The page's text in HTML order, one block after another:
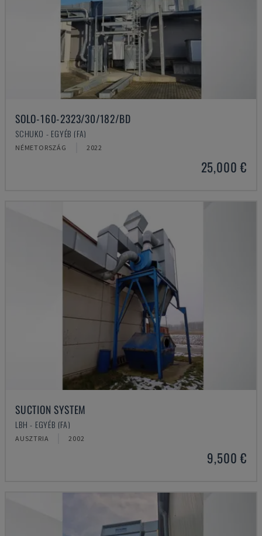
SOLO-160-2323/30/182/BD
SCHUKO - EGYÉB (FA)
NÉMETORSZÁG 2022
25,000 €
SUCTION SYSTEM
LBH - EGYÉB (FA)
AUSZTRIA 2002
9,500 €